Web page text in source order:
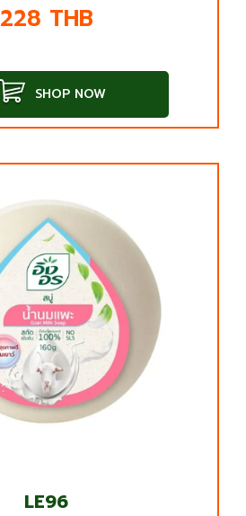
228 THB
SHOP NOW
LE96